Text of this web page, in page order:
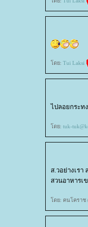
ดย: Tui Laksi
ไปลอยกระท
ดย: tuk-
ส.วอย่างเร
สวนอาหารเ
ดย: คนโคราช